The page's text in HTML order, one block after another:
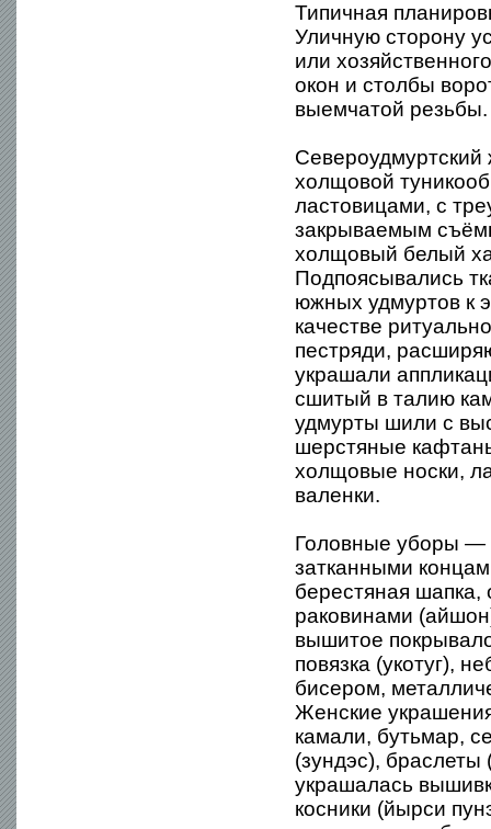
Типичная
Уличную сторону
или
окон и столбы
выемчатой резьбы.
Североудмуртский
холщовой
ластовицами, с
закрываемым
холщовый белый
Подпоясывались
южных удмуртов к
качестве
пестряди,
украшали
сшитый в талию
удмурты шили с
шерстяные
холщовые носки,
валенки.
Головные уборы —
затканными
берестяная
раковинами
вышитое
повязка (укотуг),
бисером,
Женские
камали, бутьмар,
(зундэс),
украшалась
косники (йырси